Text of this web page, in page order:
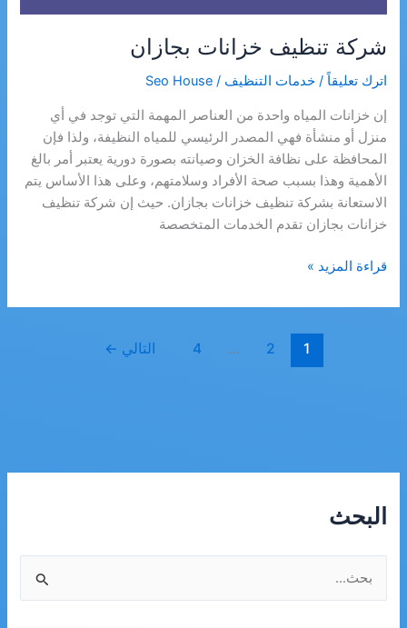
شركة تنظيف خزانات بجازان
اترك تعليقاً /خدمات التنظيف /
Seo House
إن خزانات المياه واحدة من العناصر المهمة التي توجد في أي
منزل أو منشأة فهي المصدر الرئيسي للمياه النظيفة، ولذا فإن
المحافظة على نظافة الخزان وصيانته بصورة دورية يعتبر أمر بالغ
الأهمية وهذا بسبب صحة الأفراد وسلامتهم، وعلى هذا الأساس يتم
الاستعانة بشركة تنظيف خزانات بجازان. حيث إن شركة تنظيف
خزانات بجازان تقدم الخدمات المتخصصة
شركة
خزانات
قراءة المزيد »
1
2
…
4 التالي ←
البحث